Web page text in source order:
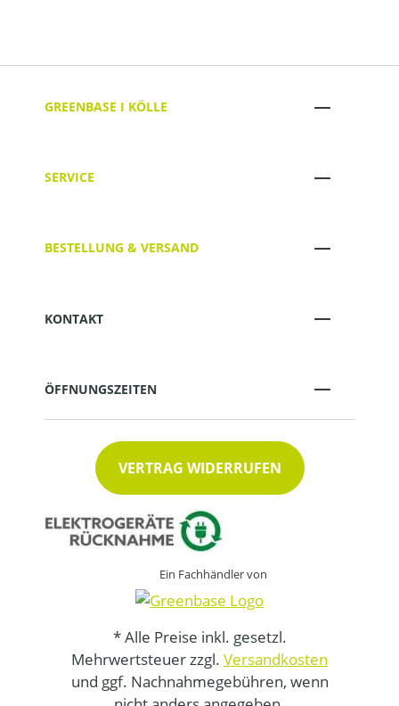
GREENBASE I KÖLLE
SERVICE
BESTELLUNG & VERSAND
KONTAKT
ÖFFNUNGSZEITEN
VERTRAG WIDERRUFEN
Ein Fachhändler von
* Alle Preise inkl. gesetzl.
Mehrwertsteuer zzgl. Versandkosten
und ggf. Nachnahmegebühren, wenn